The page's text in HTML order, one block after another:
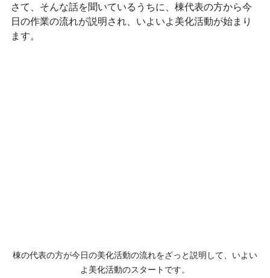
さて、そんな話を聞いているうちに、棟代表の方から今
日の作業の流れが説明され、いよいよ美化活動が始まり
ます。
棟の代表の方が今日の美化活動の流れをざっと説明して、いよい
よ美化活動のスタートです。